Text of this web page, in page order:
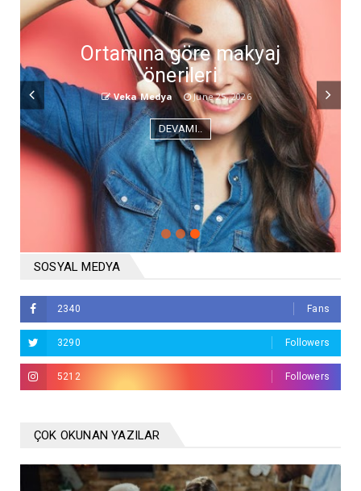
Ortamına göre makyaj
önerileri
Veka Medya June 25, 2026
DEVAMI..
SOSYAL MEDYA
2340 Fans
3290 Followers
5212 Followers
ÇOK OKUNAN YAZILAR